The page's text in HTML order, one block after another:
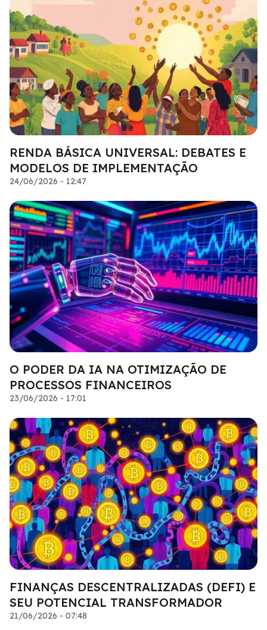
RENDA BÁSICA UNIVERSAL: DEBATES E
MODELOS DE IMPLEMENTAÇÃO
24/06/2026 - 12:47
O PODER DA IA NA OTIMIZAÇÃO DE
PROCESSOS FINANCEIROS
23/06/2026 - 17:01
FINANÇAS DESCENTRALIZADAS (DEFI) E
SEU POTENCIAL TRANSFORMADOR
21/06/2026 - 07:48